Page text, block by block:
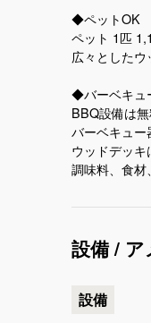
◆ペットOK
ペット 1匹
広々とした
◆バーベキュ
BBQ設備は無
バーベキュー
ウッドデッキ
調味料、食材
設備 / ア
設備